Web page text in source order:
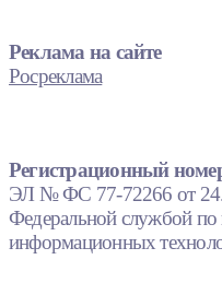
Реклама на сайте
Росреклама
Регистрационный
ЭЛ № ФС 77-72266 от
Федеральной службой по
информационных